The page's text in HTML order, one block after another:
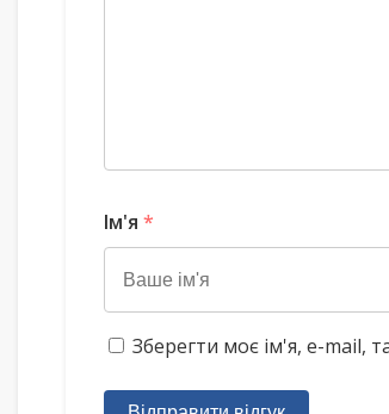
Ім'я *
Зберегти моє ім'я, e-mail,